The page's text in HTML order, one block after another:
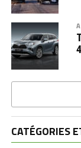
CATÉGORIES